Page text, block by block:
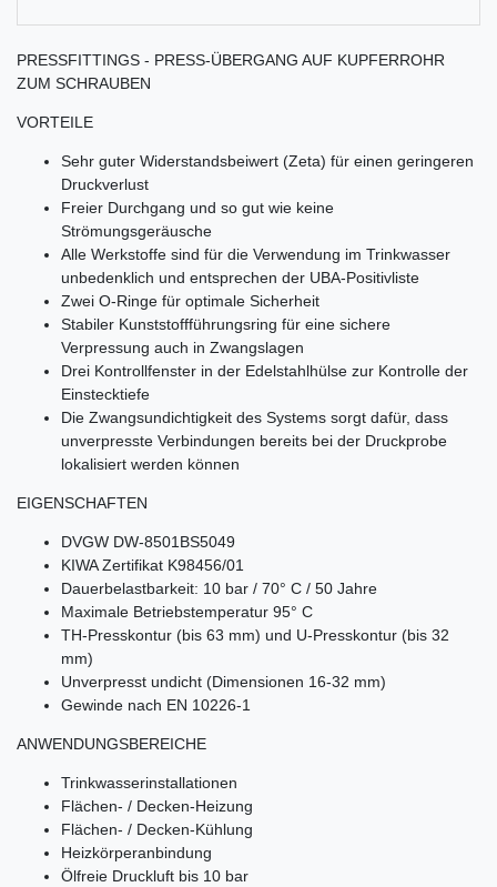
PRESSFITTINGS - PRESS-ÜBERGANG AUF KUPFERROHR
ZUM SCHRAUBEN
VORTEILE
Sehr guter Widerstandsbeiwert (Zeta) für einen geringeren
Druckverlust
Freier Durchgang und so gut wie keine
Strömungsgeräusche
Alle Werkstoffe sind für die Verwendung im Trinkwasser
unbedenklich und entsprechen der UBA-Positivliste
Zwei O-Ringe für optimale Sicherheit
Stabiler Kunststoffführungsring für eine sichere
Verpressung auch in Zwangslagen
Drei Kontrollfenster in der Edelstahlhülse zur Kontrolle der
Einstecktiefe
Die Zwangsundichtigkeit des Systems sorgt dafür, dass
unverpresste Verbindungen bereits bei der Druckprobe
lokalisiert werden können
EIGENSCHAFTEN
DVGW DW-8501BS5049
KIWA Zertifikat K98456/01
Dauerbelastbarkeit: 10 bar / 70° C / 50 Jahre
Maximale Betriebstemperatur 95° C
TH-Presskontur (bis 63 mm) und U-Presskontur (bis 32
mm)
Unverpresst undicht (Dimensionen 16-32 mm)
Gewinde nach EN 10226-1
ANWENDUNGSBEREICHE
Trinkwasserinstallationen
Flächen- / Decken-Heizung
Flächen- / Decken-Kühlung
Heizkörperanbindung
Ölfreie Druckluft bis 10 bar